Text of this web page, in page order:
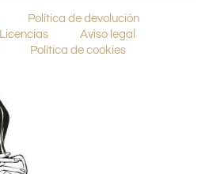
Política de devolución
Licencias
Aviso legal
Política de cookies